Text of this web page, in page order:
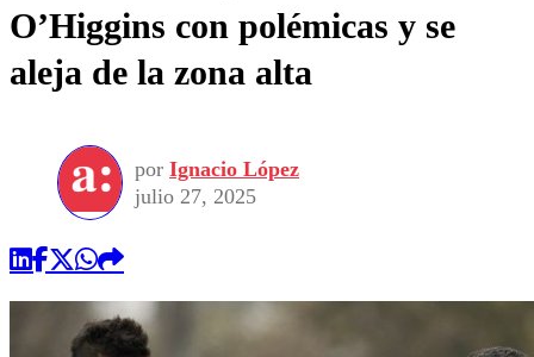
O’Higgins con polémicas y se
aleja de la zona alta
por Ignacio López
julio 27, 2025